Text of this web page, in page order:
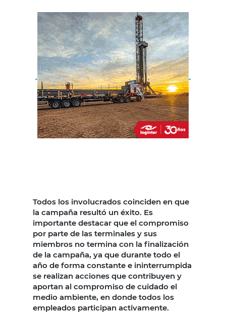
Todos los involucrados coinciden en que
la campaña resultó un éxito. Es
importante destacar que el compromiso
por parte de las terminales y sus
miembros no termina con la finalización
de la campaña, ya que durante todo el
año de forma constante e ininterrumpida
se realizan acciones que contribuyen y
aportan al compromiso de cuidado el
medio ambiente, en donde todos los
empleados participan activamente.